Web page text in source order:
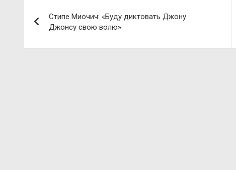
по
записям
Стипе Миочич: «Буду диктовать Джону
Джонсу свою волю»